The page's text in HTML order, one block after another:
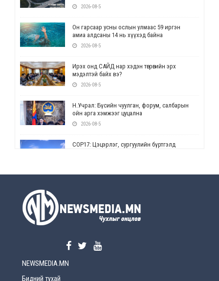
2026-08-5
Он гарсаар усны ослын улмаас 59 иргэн
амиа алдсаны 14 нь хүүхэд байна
2026-08-5
Ирэх онд САЙД нар хэдэн төгрөгийн эрх
мэдэлтэй байх вэ?
2026-08-5
Н.Учрал: Бүсийн чуулган, форум, салбарын
ойн арга хэмжээг цуцална
2026-08-5
СОР17: Цэцэрлэг, сургуулийн бүртгэлд
2026-08-5
2026-08-5
NEWSMEDIA.MN
Бидний тухай